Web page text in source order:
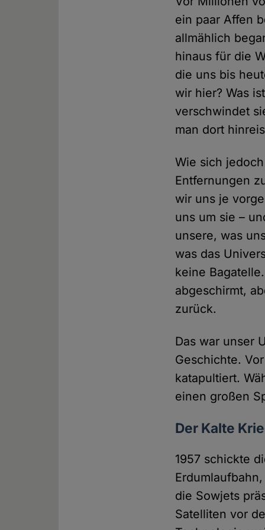
ein paar Affen
allmählich
hinaus für die
die uns bis
wir hier? Was
verschwindet
man dort
Wie sich
Entfernungen
wir uns je
uns um sie –
unsere, was
was das
keine
abgeschirmt,
zurück.
Das war unser
Geschichte.
katapultiert.
einen großen
Der Kalte
1957 schickte
die Sowjets
Satelliten vor